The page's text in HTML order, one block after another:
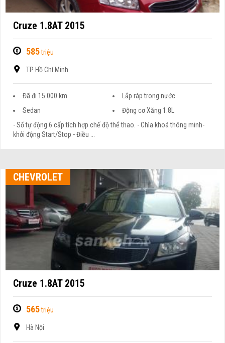
Cruze 1.8AT 2015
585triệu
TP Hồ Chí Minh
Đã đi 15.000 km
Lắp ráp trong nước
Sedan
Động cơ Xăng 1.8L
- Số tự động 6 cấp tích hợp chế độ thể thao. - Chìa khoá thông minh-
khởi động Start/Stop - Điều ...
CHEVROLET
Cruze 1.8AT 2015
565triệu
Hà Nội